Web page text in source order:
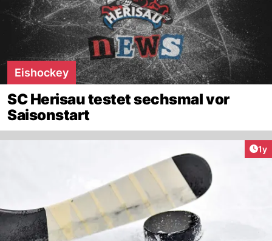
Eishockey
SC Herisau testet sechsmal vor
Saisonstart
1y